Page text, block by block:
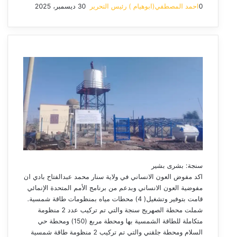
احمد المصطفي(ابوهيام ) رئيس التحرير
أرسل
إلكترونيا
30 ديسمبر، 2025 0
سنجة: بشرى بشير
اكد مفوض العون الانساني في ولاية سنار محمد عبدالفتاح بادي ان
مفوضية العون الانساني وبدعم من برنامج الأمم المتحدة الإنمائي
قامت بتوفير وتشغيل( 4) محطات مياه بمنظومات طاقة شمسية.
شملت محطة الصهريج سنجة والتي تم تركيب عدد 2 منظومة
متكاملة للطاقة الشمسية بها ومحطة مربع (150) ومحطة حي
السلام ومحطة جلقني والتي تم تركيب 2 منظومة طاقة شمسية